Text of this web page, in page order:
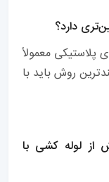
دارد؟
پلاستیکی معمولاً
روش باید با
از لوله کشی با